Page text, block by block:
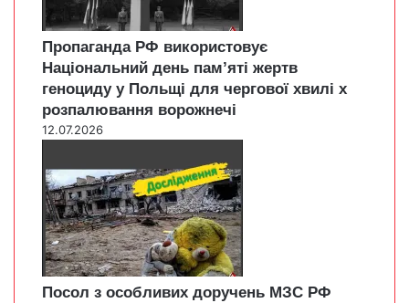
Пропаганда РФ використовує
Національний день пам’яті жертв
геноциду у Польщі для чергової хвилі х
розпалювання ворожнечі
12.07.2026
Посол з особливих доручень МЗС РФ